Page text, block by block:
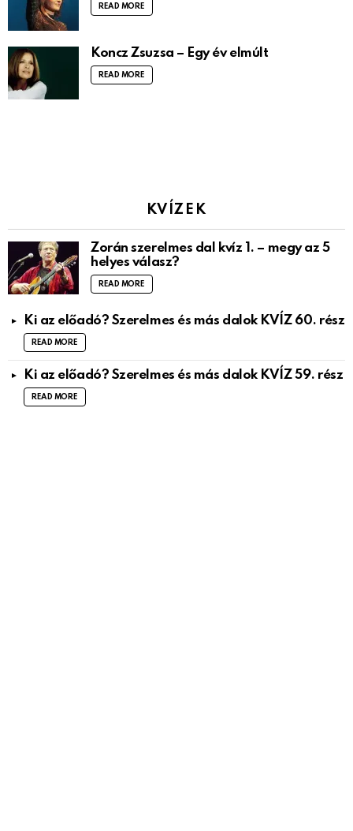
READ MORE
Koncz Zsuzsa – Egy év elmúlt
READ MORE
KVÍZEK
Zorán szerelmes dal kvíz 1. – megy az 5
helyes válasz?
READ MORE
Ki az előadó? Szerelmes és más dalok KVÍZ 60. rész
READ MORE
Ki az előadó? Szerelmes és más dalok KVÍZ 59. rész
READ MORE